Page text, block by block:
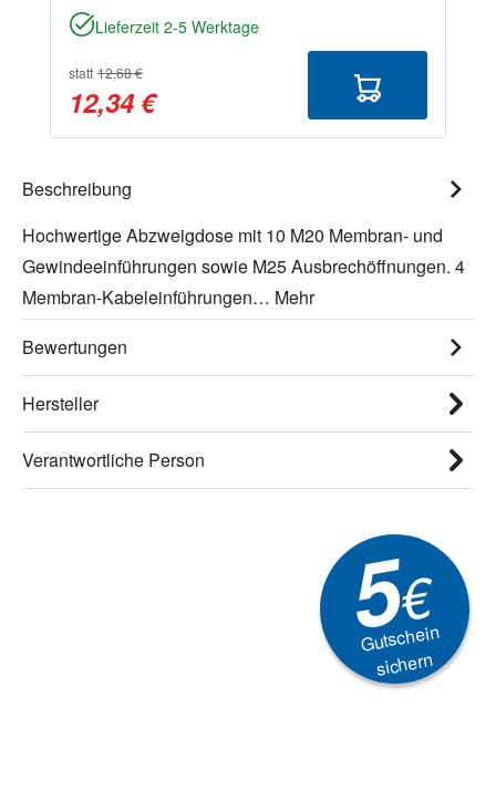
Lieferzeit 2-5 Werktage
statt 12,68 €
12,34 €
Beschreibung
Hochwertige Abzweigdose mit 10 M20 Membran- und
Gewindeeinführungen sowie M25 Ausbrechöffnungen. 4
Membran-Kabeleinführungen… Mehr
Bewertungen
Hersteller
Verantwortliche Person
5€
Gutschein
sichern